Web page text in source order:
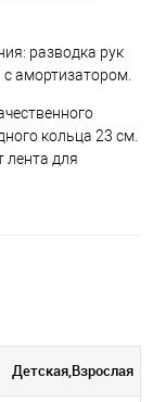
разводка рук
амортизатором.
кольца 23 см.
лента для
Детская,Взрослая